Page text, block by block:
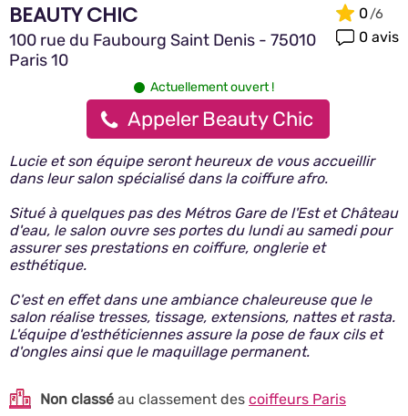
BEAUTY CHIC
100 rue du Faubourg Saint Denis - 75010
Paris 10
0
0 avis
Actuellement ouvert !
Appeler Beauty Chic
Lucie et son équipe seront heureux de vous accueillir
dans leur salon spécialisé dans la coiffure afro.
Situé à quelques pas des Métros Gare de l'Est et Château
d'eau, le salon ouvre ses portes du lundi au samedi pour
assurer ses prestations en coiffure, onglerie et
esthétique.
C'est en effet dans une ambiance chaleureuse que le
salon réalise tresses, tissage, extensions, nattes et rasta.
L'équipe d'esthéticiennes assure la pose de faux cils et
d'ongles ainsi que le maquillage permanent.
Non classé au classement des coiffeurs Paris